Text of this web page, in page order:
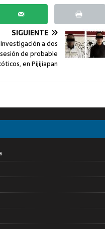
SIGUIENTE
a dos
de probable
en Pijijiapan